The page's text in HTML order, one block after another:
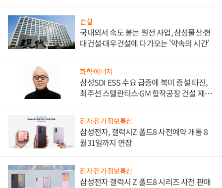
건설
국내외서 속도 붙는 원전 사업, 삼성물산·현
대건설·대우건설에 다가오는 '약속의 시간'
화학·에너지
삼성SDI ESS 수요 급증에 북미 증설 타진,
최주선 스텔란티스·GM 합작공장 건설 재추
전자·전기·정보통신
삼성전자, 갤럭시Z 폴드8 사전예약 개통 8
월31일까지 연장
전자·전기·정보통신
삼성전자 갤럭시 Z 폴드8 시리즈 사전 판매